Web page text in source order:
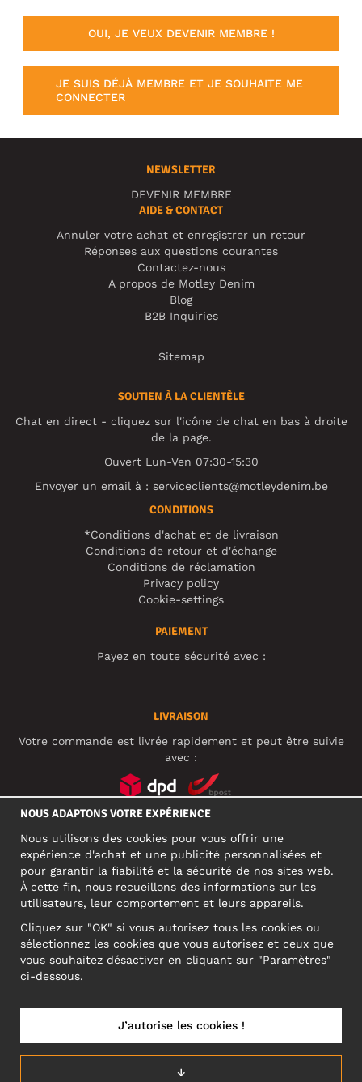
OUI, JE VEUX DEVENIR MEMBRE !
JE SUIS DÉJÀ MEMBRE ET JE SOUHAITE ME
CONNECTER
NEWSLETTER
DEVENIR MEMBRE
AIDE & CONTACT
Annuler votre achat et enregistrer un retour
Réponses aux questions courantes
Contactez-nous
A propos de Motley Denim
Blog
B2B Inquiries
Sitemap
SOUTIEN À LA CLIENTÈLE
Chat en direct - cliquez sur l'icône de chat en bas à droite
de la page.
Ouvert Lun-Ven 07:30-15:30
Envoyer un email à : serviceclients@motleydenim.be
CONDITIONS
*Conditions d'achat et de livraison
Conditions de retour et d'échange
Conditions de réclamation
Privacy policy
Cookie-settings
PAIEMENT
Payez en toute sécurité avec :
LIVRAISON
Votre commande est livrée rapidement et peut être suivie
avec :
ADRESSE PROFESSIONNELLE
Narva mnt 5, EE-10117 Tallinn
Reg: 12356245
ATTENTION ! N'envoyez pas les retours de produits à cette
BELGIUM/FRANÇAIS (BE)
NOUS ADAPTONS VOTRE EXPÉRIENCE
Nous utilisons des cookies pour vous offrir une
expérience d'achat et une publicité personnalisées et
pour garantir la fiabilité et la sécurité de nos sites web.
À cette fin, nous recueillons des informations sur les
utilisateurs, leur comportement et leurs appareils.
Cliquez sur "OK" si vous autorisez tous les cookies ou
sélectionnez les cookies que vous autorisez et ceux que
vous souhaitez désactiver en cliquant sur "Paramètres"
ci-dessous.
↓
J’autorise les cookies !